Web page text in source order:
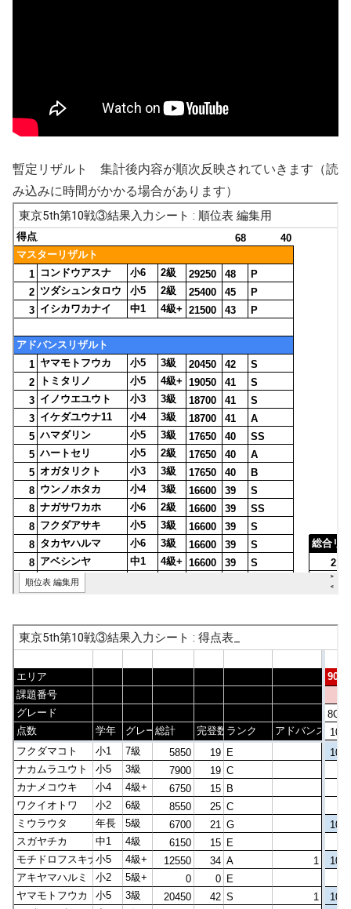
暫定リザルト 集計後内容が順次反映されていきます（読
み込みに時間がかかる場合があります）